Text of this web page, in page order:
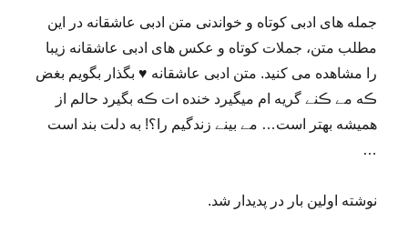
جمله های ادبی کوتاه و خواندنی متن ادبی عاشقانه در این
مطلب متن، جملات کوتاه و عکس های ادبی عاشقانه زیبا
را مشاهده می کنید. متن ادبی عاشقانه ♥ بگذار بگویم بغض
ڪه مے ڪنے گریه ام‌ میگیرد خنده ات ڪه بگیرد حالم از
همیشه بهتر است… مے بینے زندگیم را؟! به دلت بند است
…
نوشته اولین بار در پدیدار شد.